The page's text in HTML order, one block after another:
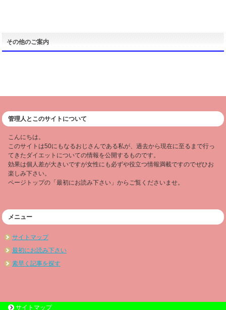
その他のご案内
管理人とこのサイトについて
こんにちは。
このサイトは50にもなるおじさんである私が、過去から現在に至るまで行っ
てきたダイエットについての情報を公開するものです。
効果は個人差が大きいですが女性にも必ずや役立つ情報満載ですのでぜひお
楽しみ下さい。
ページトップの「最初にお読み下さい」からご覧くださいませ。
メニュー
サイトマップ
最初にお読み下さい
素早く記事を探す
サイトマップ